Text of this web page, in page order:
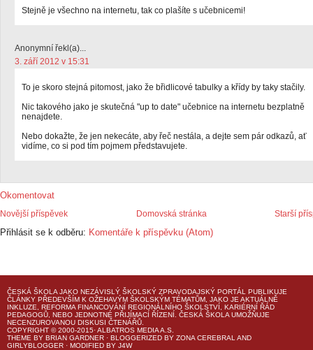
Stejně je všechno na internetu, tak co plašíte s učebnicemi!
Anonymní řekl(a)...
3. září 2012 v 15:31
To je skoro stejná pitomost, jako že břidlicové tabulky a křídy by taky stačily.
Nic takového jako je skutečná "up to date" učebnice na internetu bezplatně
nenajdete.
Nebo dokažte, že jen nekecáte, aby řeč nestála, a dejte sem pár odkazů, ať
vidíme, co si pod tím pojmem představujete.
Okomentovat
Novější příspěvek Starší
Domovská stránka
Přihlásit se k odběru: Komentáře k příspěvku (Atom)
ČESKÁ ŠKOLA JAKO NEZÁVISLÝ ŠKOLSKÝ ZPRAVODAJSKÝ PORTÁL PUBLIKUJE
ČLÁNKY PŘEDEVŠÍM K OŽEHAVÝM ŠKOLSKÝM TÉMATŮM, JAKO JE AKTUÁLNĚ
INKLUZE, REFORMA FINANCOVÁNÍ REGIONÁLNÍHO ŠKOLSTVÍ, KARIÉRNÍ ŘÁD
PEDAGOGŮ, NEBO JEDNOTNÉ PŘIJÍMACÍ ŘÍZENÍ. ČESKÁ ŠKOLA UMOŽŇUJE
NECENZUROVANOU DISKUSI ČTENÁŘŮ.
COPYRIGHT © 2000-2015· ALBATROS MEDIA A.S.
THEME BY BRIAN GARDNER · BLOGGERIZED BY ZONA CEREBRAL AND
GIRLYBLOGGER · MODIFIED BY J4W